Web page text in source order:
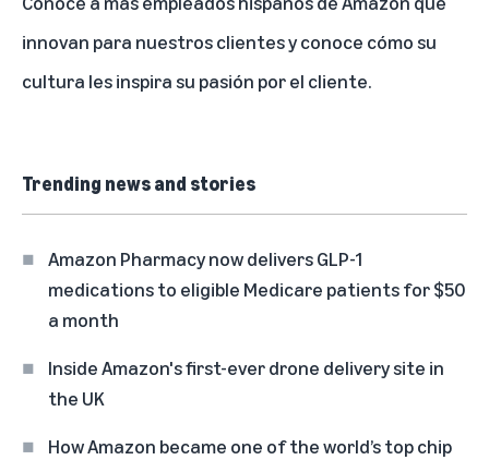
innovan para nuestros clientes y conoce cómo su
cultura les inspira su pasión por el cliente.
Trending news and stories
Amazon Pharmacy now delivers GLP-1
medications to eligible Medicare patients for $50
a month
Inside Amazon's first-ever drone delivery site in
the UK
How Amazon became one of the world’s top chip